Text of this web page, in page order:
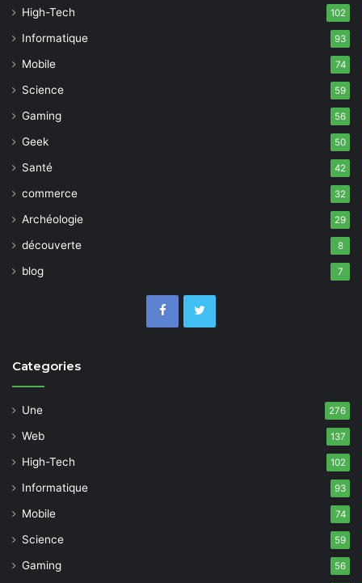
High-Tech 102
Informatique 93
Mobile 74
Science 59
Gaming 56
Geek 50
Santé 42
commerce 32
Archéologie 29
découverte 8
blog 7
Categories
Une 276
Web 137
High-Tech 102
Informatique 93
Mobile 74
Science 59
Gaming 56